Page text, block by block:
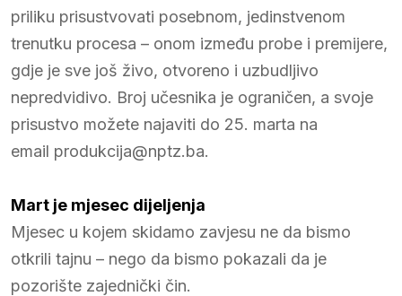
priliku prisustvovati posebnom, jedinstvenom
trenutku procesa – onom između probe i premijere,
gdje je sve još živo, otvoreno i uzbudljivo
nepredvidivo. Broj učesnika je ograničen, a svoje
prisustvo možete najaviti do 25. marta na
email produkcija@nptz.ba.
Mart je mjesec dijeljenja
Mjesec u kojem skidamo zavjesu ne da bismo
otkrili tajnu – nego da bismo pokazali da je
pozorište zajednički čin.